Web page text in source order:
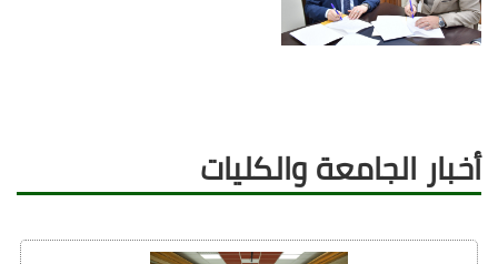
أخبار الجامعة والكليات